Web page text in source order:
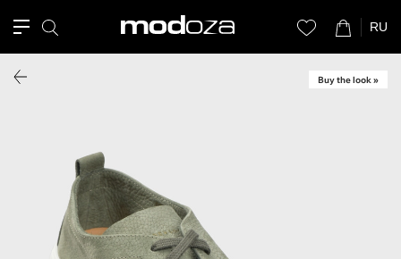
RU
Buy the look »